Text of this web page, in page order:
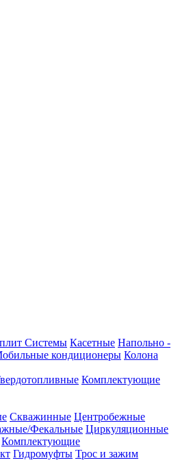
Системы Касетные Напольно -
кондиционеры Колона
Комплектующие
Скважинные Центробежные
Фекальные Циркуляционные
Комплектующие
Гидромуфты Трос и зажим